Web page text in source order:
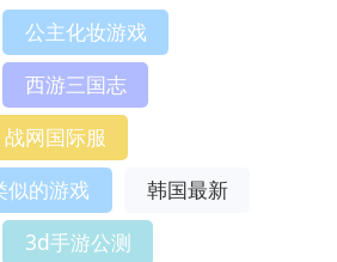
公主化妆游戏
西游三国志
战网国际服
似的游戏
韩国最新
3d手游公测